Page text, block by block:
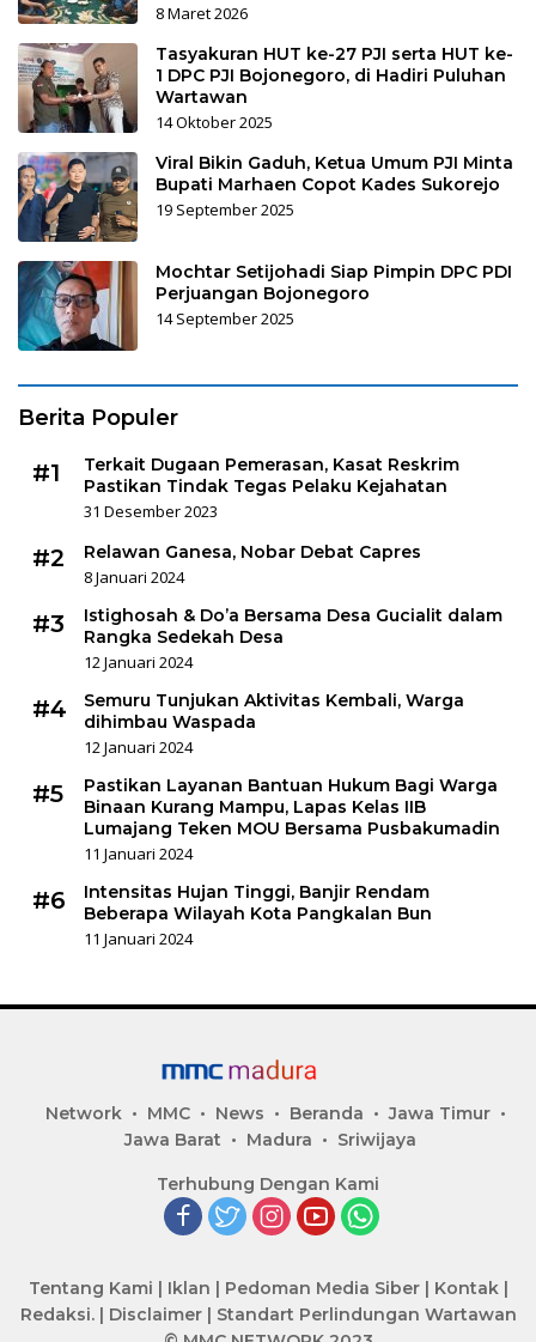
8 Maret 2026
Tasyakuran HUT ke-27 PJI serta HUT ke-
1 DPC PJI Bojonegoro, di Hadiri Puluhan
Wartawan
14 Oktober 2025
Viral Bikin Gaduh, Ketua Umum PJI Minta
Bupati Marhaen Copot Kades Sukorejo
19 September 2025
Mochtar Setijohadi Siap Pimpin DPC PDI
Perjuangan Bojonegoro
14 September 2025
Berita Populer
#1
Terkait Dugaan Pemerasan, Kasat Reskrim
Pastikan Tindak Tegas Pelaku Kejahatan
31 Desember 2023
#2
Relawan Ganesa, Nobar Debat Capres
8 Januari 2024
#3
Istighosah & Do’a Bersama Desa Gucialit dalam
Rangka Sedekah Desa
12 Januari 2024
#4
Semuru Tunjukan Aktivitas Kembali, Warga
dihimbau Waspada
12 Januari 2024
#5
Pastikan Layanan Bantuan Hukum Bagi Warga
Binaan Kurang Mampu, Lapas Kelas IIB
Lumajang Teken MOU Bersama Pusbakumadin
11 Januari 2024
#6
Intensitas Hujan Tinggi, Banjir Rendam
Beberapa Wilayah Kota Pangkalan Bun
11 Januari 2024
Network MMC News Beranda
Jawa Timur
Jawa Barat
Madura Sriwijaya
Terhubung Dengan Kami
Tentang Kami | Iklan | Pedoman Media Siber| Kontak|
Redaksi.| Disclaimer| Standart Perlindungan Wartawan